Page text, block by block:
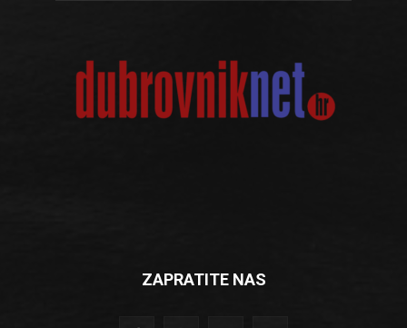
ZAPRATITE NAS